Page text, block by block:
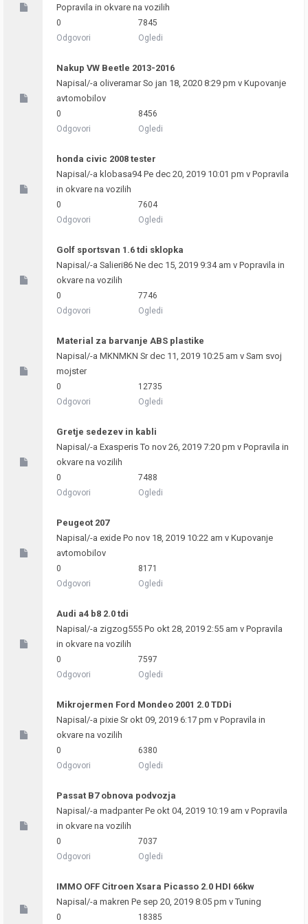
Popravila in okvare na vozilih
0
Odgovori
7845
Ogledi
Nakup VW Beetle 2013-2016
Napisal/-a oliveramarSo jan 18, 2020 8:29 pm v Kupovanje
avtomobilov
0
Odgovori
8456
Ogledi
honda civic 2008 tester
Napisal/-a klobasa94Pe dec 20, 2019 10:01 pm v Popravila
in okvare na vozilih
0
Odgovori
7604
Ogledi
Golf sportsvan 1.6 tdi sklopka
Napisal/-a Salieri86 Ne dec 15, 2019 9:34 am v Popravila in
okvare na vozilih
0
Odgovori
7746
Ogledi
Material za barvanje ABS plastike
Napisal/-a MKNMKN Sr dec 11, 2019 10:25 am v Sam svoj
mojster
0
Odgovori
12735
Ogledi
Gretje sedezev in kabli
Napisal/-a ExasperisTo nov 26, 2019 7:20 pm v Popravila in
okvare na vozilih
0
Odgovori
7488
Ogledi
Peugeot 207
Napisal/-a exide Po nov 18, 2019 10:22 am v Kupovanje
avtomobilov
0
Odgovori
8171
Ogledi
Audi a4 b8 2.0 tdi
Napisal/-a zigzog555 Po okt 28, 2019 2:55 am v Popravila
in okvare na vozilih
0
Odgovori
7597
Ogledi
Mikrojermen Ford Mondeo 2001 2.0 TDDi
Napisal/-a pixie Sr okt 09, 2019 6:17 pm v Popravila in
okvare na vozilih
0
Odgovori
6380
Ogledi
Passat B7 obnova podvozja
Napisal/-a madpanterPe okt 04, 2019 10:19 am v Popravila
in okvare na vozilih
0
Odgovori
7037
Ogledi
IMMO OFF Citroen Xsara Picasso 2.0 HDI 66kw
Napisal/-a makren Pe sep 20, 2019 8:05 pm vTuning
0
18385